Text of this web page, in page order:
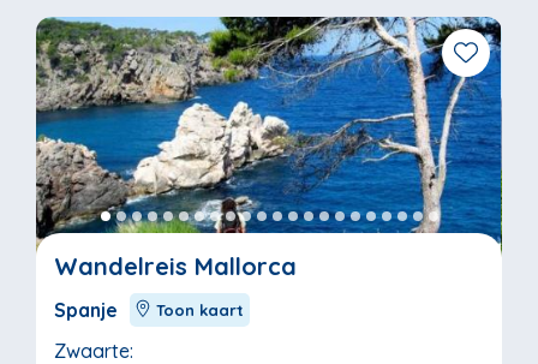
Wandelreis Mallorca
Spanje Toon kaart
Zwaarte: